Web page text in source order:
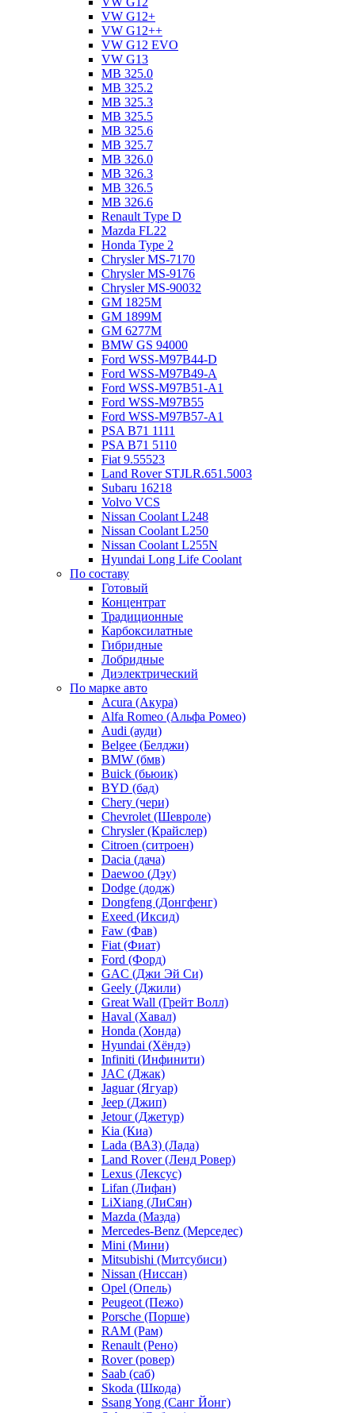
VW G12+
VW G12++
VW G12 EVO
VW G13
MB 325.0
MB 325.2
MB 325.3
MB 325.5
MB 325.6
MB 325.7
MB 326.0
MB 326.3
MB 326.5
MB 326.6
Renault Type D
Mazda FL22
Honda Type 2
Chrysler MS-7170
Chrysler MS-9176
Chrysler MS-90032
GM 1825M
GM 1899M
GM 6277M
BMW GS 94000
Ford WSS-M97B44-D
Ford WSS-M97B49-A
Ford WSS-M97B51-A1
Ford WSS-M97B55
Ford WSS-M97B57-A1
PSA B71 1111
PSA B71 5110
Fiat 9.55523
Land Rover STJLR.651.5003
Subaru 16218
Volvo VCS
Nissan Coolant L248
Nissan Coolant L250
Nissan Coolant L255N
Hyundai Long Life Coolant
По составу
Готовый
Концентрат
Традиционные
Карбоксилатные
Гибридные
Лобридные
Диэлектрический
По марке авто
Acura (Акура)
Alfa Romeo (Альфа Ромео)
Audi (ауди)
Belgee (Белджи)
BMW (бмв)
Buick (бьюик)
BYD (бад)
Chery (чери)
Chevrolet (Шевроле)
Chrysler (Крайслер)
Citroen (ситроен)
Dacia (дача)
Daewoo (Дэу)
Dodge (додж)
Dongfeng (Донгфенг)
Exeed (Иксид)
Faw (Фав)
Fiat (Фиат)
Ford (Форд)
GAC (Джи Эй Си)
Geely (Джили)
Great Wall (Грейт Волл)
Haval (Хавал)
Honda (Хонда)
Hyundai (Хёндэ)
Infiniti (Инфинити)
JAC (Джак)
Jaguar (Ягуар)
Jeep (Джип)
Jetour (Джетур)
Kia (Киа)
Lada (ВАЗ) (Лада)
Land Rover (Ленд Ровер)
Lexus (Лексус)
Lifan (Лифан)
LiXiang (ЛиСян)
Mazda (Мазда)
Mercedes-Benz (Мерседес)
Mini (Мини)
Mitsubishi (Митсубиси)
Nissan (Ниссан)
Opel (Опель)
Peugeot (Пежо)
Porsche (Порше)
RAM (Рам)
Renault (Рено)
Rover (ровер)
Saab (саб)
Skoda (Шкода)
Ssang Yong (Санг Йонг)